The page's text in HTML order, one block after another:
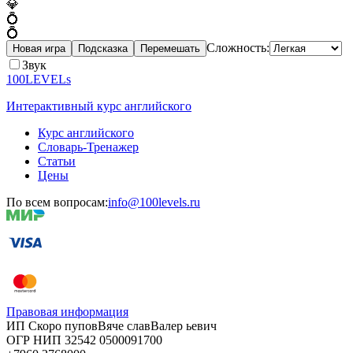
💎
💍
💍
Новая игра Подсказка Перемешать Сложность:
Звук
100LEVELs
Интерактивный курс английского
Курс английского
Словарь-Тренажер
Статьи
Цены
По всем вопросам:info@100levels.ru
Правовая информация
ИП Скоро пуповВяче славВалер ьевич
ОГР НИП 32542 0500091700